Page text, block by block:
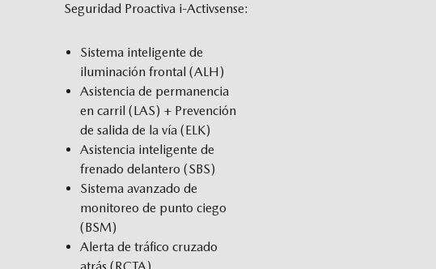
Seguridad Proactiva i-Activsense:
Sistema inteligente de
iluminación frontal (ALH)
As­ist­en­cia de per­man­en­cia
en car­ril (LAS) + Prevención
de salida de la vía (ELK)
Asistencia inteligente de
frenado delantero (SBS)
Sistema avanzado de
monitoreo de punto ciego
(BSM)
Alerta de tráfico cruzado